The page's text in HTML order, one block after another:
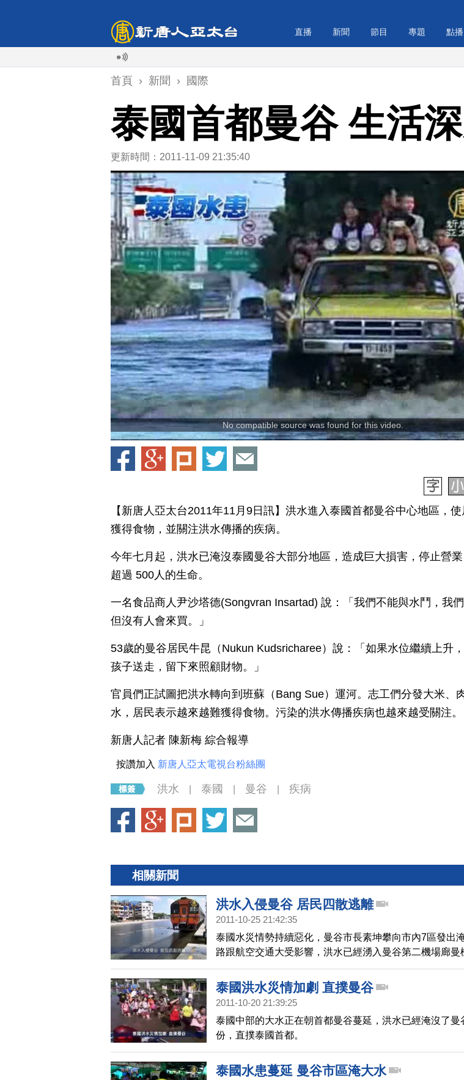
直播 新聞 節目 專題 點播
首頁 › 新聞 › 國際
泰國首都曼谷 生活
更新時間：2011-11-09 21:35:40
No compatible source was found for this video.
【新唐人亞太台2011年11月9日訊】洪水進入泰國首都曼谷中心地區，
獲得食物，並關注洪水傳播的疾病。
今年七月起，洪水已淹沒泰國曼谷大部分地區，造成巨大損害，停止營
超過 500人的生命。
一名食品商人尹沙塔德(Songvran Insartad) 說：「我們不能與水鬥，我們
但沒有人會來買。」
53歲的曼谷居民牛昆（Nukun Kudsricharee）說：「如果水位繼續上升
孩子送走，留下來照顧財物。」
官員們正試圖把洪水轉向到班蘇（Bang Sue）運河。志工們分發大米、
水，居民表示越來越難獲得食物。污染的洪水傳播疾病也越來越受關注。
新唐人記者 陳新梅 綜合報導
按讚加入 新唐人亞太電視台粉絲團
洪水 泰國 曼谷 疾病
相關新聞
洪水入侵曼谷 居民四散逃離
2011-10-25 21:42:35
泰國水災情勢持續惡化，曼谷市長素坤攀向市內7區發出
路跟航空交通大受影響，洪水已經湧入曼谷第二機場廊曼
泰國國內線平價航空公司「飛鳥」對外宣布，到11/1日為
取消。
泰國洪水災情加劇 直撲曼谷
2011-10-20 21:39:25
泰國中部的大水正在朝首都曼谷蔓延，洪水已經淹沒了曼
份，直撲泰國首都。
泰國水患蔓延 曼谷市區淹大水